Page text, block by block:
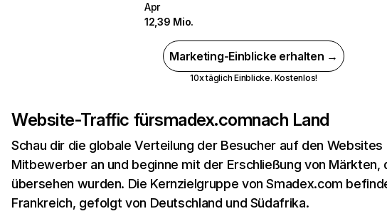
Apr
12,39 Mio.
Marketing-Einblicke erhalten →
10x täglich Einblicke. Kostenlos!
Website-Traffic fürsmadex.comnach Land
Schau dir die globale Verteilung der Besucher auf den Websites
Mitbewerber an und beginne mit der Erschließung von Märkten,
übersehen wurden. Die Kernzielgruppe von Smadex.com
Frankreich, gefolgt von Deutschland und Südafrika.